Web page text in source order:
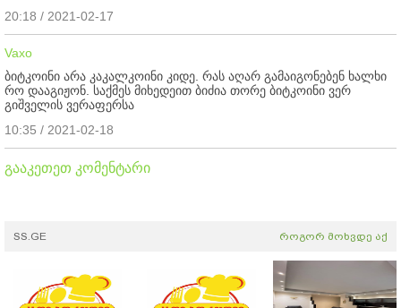
20:18 / 2021-02-17
Vaxo
ბიტკოინი არა კაკალკოინი კიდე. რას აღარ გამაიგონებენ ხალხი
რო დააგიჟონ. საქმეს მიხედეით ბიძია თორე ბიტკოინი ვერ
გიშველის ვერაფერსა
10:35 / 2021-02-18
გააკეთეთ კომენტარი
SS.GE როგორ მოხვდე აქ